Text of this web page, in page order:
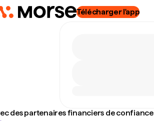
Télécharger l'app
des partenaires financiers de confiance